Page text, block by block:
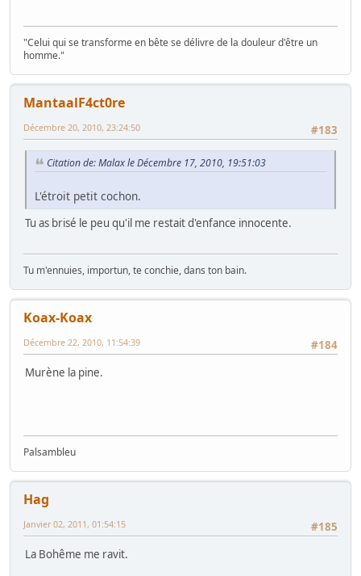
"Celui qui se transforme en bête se délivre de la douleur d'être un
homme."
MantaalF4ct0re
#183
Décembre 20, 2010, 23:24:50
Citation de: Malax le Décembre 17, 2010, 19:51:03
L'étroit petit cochon.
Tu as brisé le peu qu'il me restait d'enfance innocente.
Tu m'ennuies, importun, te conchie, dans ton bain.
Koax-Koax
#184
Décembre 22, 2010, 11:54:39
Murène la pine.
Palsambleu
Hag
#185
Janvier 02, 2011, 01:54:15
La Bohême me ravit.